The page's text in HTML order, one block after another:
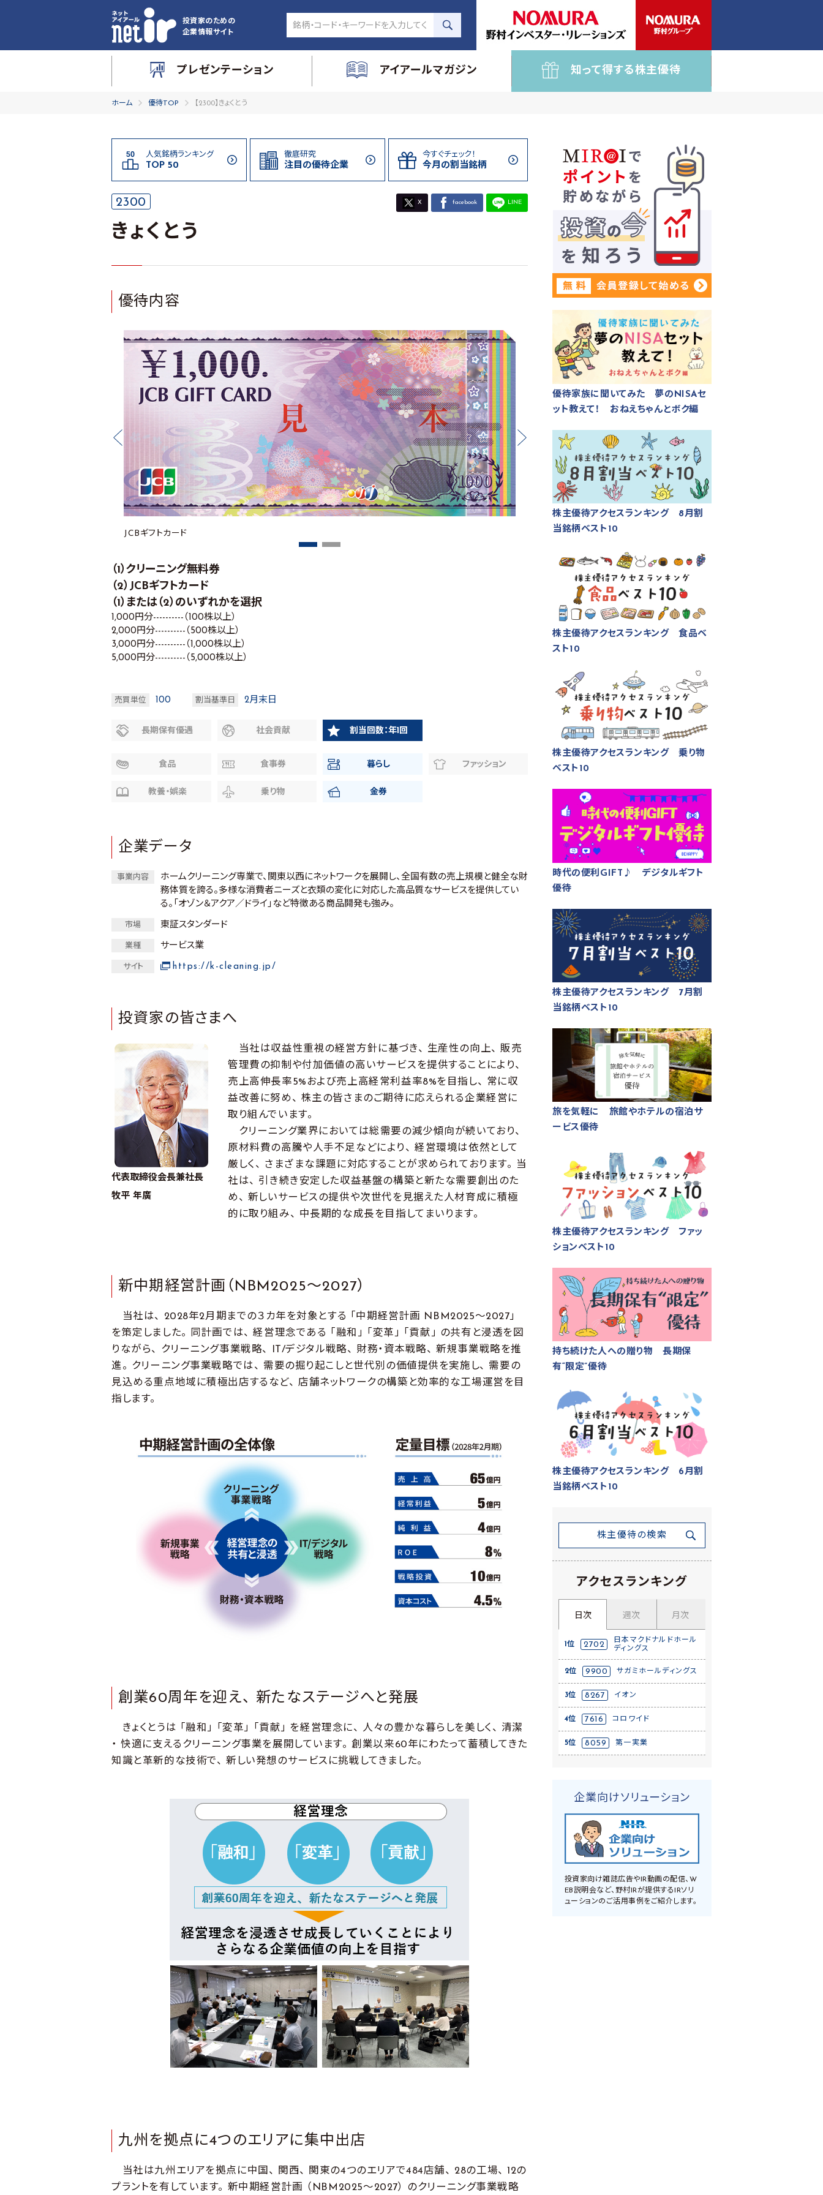
投資家のための
企業情報サイト
プレゼンテーション アイアールマガジン 知って得する株主優待
ホーム 優待TOP 【2300】きょくとう
人気銘柄ランキング
TOP 50
徹底研究
注目の優待企業
今すぐチェック！
今月の割当銘柄
2300 X facebook LINE
きょくとう
優待内容
JCBギフトカード
（1）クリーニング無料券
（2）JCBギフトカード
（1）または（2）のいずれかを選択
1,000円分----------（100株以上）
2,000円分----------（500株以上）
3,000円分----------（1,000株以上）
5,000円分----------（5,000株以上）
売買単位 100 割当基準日 2月末日
長期保有優遇 社会貢献 割当回数：年1回
食品 食事券 暮らし ファッション
教養・娯楽 乗り物 金券
企業データ
事業内容
ホームクリーニング専業で、関東以西にネットワークを展開し、全国有数の売上規模と健全な財
務体質を誇る。多様な消費者ニーズと衣類の変化に対応した高品質なサービスを提供してい
る。「オゾン＆アクア／ドライ」など特徴ある商品開発も強み。
市場 東証スタンダード
業種 サービス業
サイト https://k-cleaning.jp/
投資家の皆さまへ
代表取締役会長兼社長
牧平 年廣
当社は収益性重視の経営方針に基づき、 生産性の向上、 販売
管理費の抑制や付加価値の高いサービスを提供することにより、
売上高伸長率5%および売上高経常利益率8%を目指し、 常に収
益改善に努め、 株主の皆さまのご期待に応えられる企業経営に
取り組んでいます。
クリーニング業界においては総需要の減少傾向が続いており、
原材料費の高騰や人手不足などにより、 経営環境は依然として
厳しく、 さまざまな課題に対応することが求められております。 当
社は、 引き続き安定した収益基盤の構築と新たな需要創出のた
め、 新しいサービスの提供や次世代を見据えた人材育成に積極
的に取り組み、 中長期的な成長を目指してまいります。
新中期経営計画（NBM2025～2027）
当社は、 2028年2月期までの３カ年を対象とする 「中期経営計画 NBM2025～2027」
を策定しました。 同計画では、 経営理念である 「融和」 「変革」 「貢献」 の共有と浸透を図
りながら、 クリーニング事業戦略、 IT/デジタル戦略、 財務・資本戦略、 新規事業戦略を推
進。 クリーニング事業戦略では、 需要の掘り起こしと世代別の価値提供を実施し、 需要の
見込める重点地域に積極出店するなど、 店舗ネットワークの構築と効率的な工場運営を目
指します。
創業60周年を迎え、 新たなステージへと発展
きょくとうは 「融和」 「変革」 「貢献」 を経営理念に、 人々の豊かな暮らしを美しく、 清潔
・ 快適に支えるクリーニング事業を展開しています。 創業以来60年にわたって蓄積してきた
知識と革新的な技術で、 新しい発想のサービスに挑戦してきました。
九州を拠点に4つのエリアに集中出店
当社は九州エリアを拠点に中国、 関西、 関東の4つのエリアで484店舗、 28の工場、 12の
プラントを有しています。 新中期経営計画 （NBM2025～2027） のクリーニング事業戦略
優待家族に聞いてみた 夢のNISAセ
ット教えて！ おねえちゃんとボク編
株主優待アクセスランキング 8月割
当銘柄ベスト10
株主優待アクセスランキング 食品ベ
スト10
株主優待アクセスランキング 乗り物
ベスト10
時代の便利GIFT♪ デジタルギフト
優待
株主優待アクセスランキング 7月割
当銘柄ベスト10
旅を気軽に 旅館やホテルの宿泊サ
ービス優待
株主優待アクセスランキング ファッ
ションベスト10
持ち続けた人への贈り物 長期保
有“限定”優待
株主優待アクセスランキング 6月割
当銘柄ベスト10
株主優待の検索
アクセスランキング
日次 週次 月次
1位 2702
日本マクドナルドホール
ディングス
2位 9900 サガミホールディングス
3位 8267 イオン
4位 7616 コロワイド
5位 8059 第一実業
企業向けソリューション
投資家向け雑誌広告やIR動画の配信、W
EB説明会など、野村IRが提供するIRソリ
ューションのご活用事例をご紹介します。